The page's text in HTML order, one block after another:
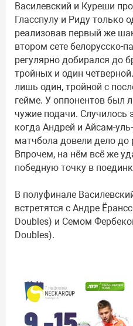
Василевский и Куреши
Гласспулу и Риду только
реализовав первый же
втором сете белорусско-
регулярно добирался до
тройных и один
лишь один, тройной с
гейме. У оппонентов был
чужие подачи. Случилось
когда Андрей и Айсам-
матчбола довели дело
Впрочем, на нём всё же
победную точку в
В полуфинале
встретятся с Андре
Doubles) и Семом
Doubles).